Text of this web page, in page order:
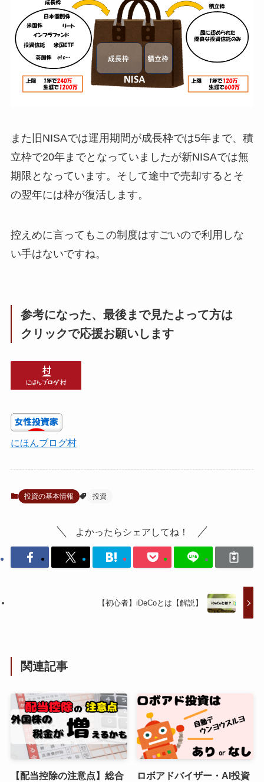
また旧NISAでは運用期間が成長枠では5年まで、積
立枠で20年までとなっていましたが新NISAでは無
期限となっています。そして途中で売却するとそ
の翌年には枠が復活します。
控えめに言ってもこの制度はすごいので利用しな
い手はないですね。
参考になった、最後まで見たよって方は
クリックで応援お願いします
にほんブログ村
投資の基本情報 投資
よかったらシェアしてね！
【初心者】iDeCoとは【解説】
関連記事
【配当控除の注意点】総合
ロボアドバイザー・AI投資